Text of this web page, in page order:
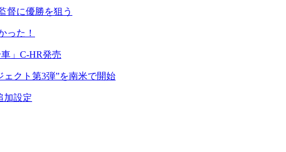
督に優勝を狙う
った！
」C-HR発売
ェクト第3弾”を南米で開始
加設定